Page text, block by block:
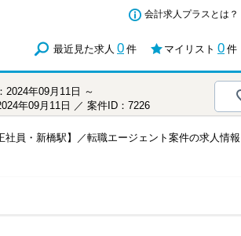
会計求人プラスとは？
最近見た求人 0 件 マイリスト 0 件
2024年09月11日 ～
年09月11日 ／ 案件ID：7226
社員・新橋駅】／転職エージェント案件の求人情報